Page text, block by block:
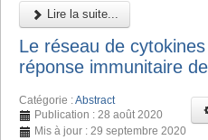
Lire la suite...
Le réseau de
réponse immunitaire
Catégorie :Abstract
Publication : 28 août 2020
Mis à jour : 29 septembre 2020